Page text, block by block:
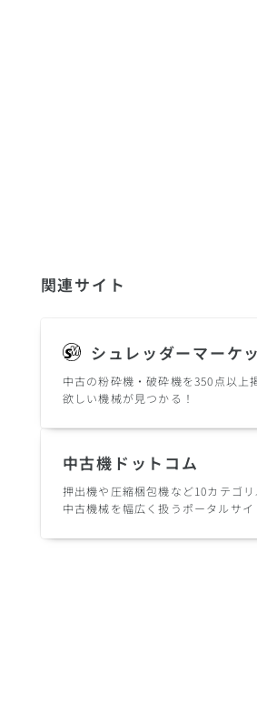
関連サイト
シュレッダーマーケ
中古の粉砕機・破砕機を350点以上
欲しい機械が見つかる！
中古機ドットコム
押出機や圧縮梱包機など10カテゴ
中古機械を幅広く扱うポータルサイ